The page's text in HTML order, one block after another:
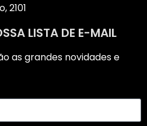
2101
LISTA DE E-MAIL
as grandes novidades e